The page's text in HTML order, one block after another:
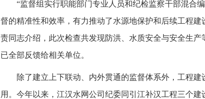
“监督组实行职能部门专业人员和纪检监察干部混合
督的精准性和效率，有力推动了水源地保护和后续工程
责同志介绍，此次检查共发现防洪、水质安全与安全生产
已全部反馈给相关单位。
除了建立上下联动、内外贯通的监督体系外，工程
用。今年以来，江汉水网公司纪委同引江补汉工程三个